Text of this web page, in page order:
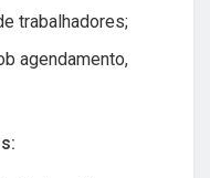
trabalhadores;
agendamento,